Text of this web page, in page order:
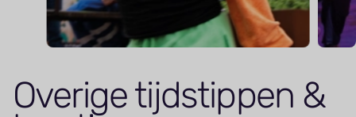
Overige tijdstippen &